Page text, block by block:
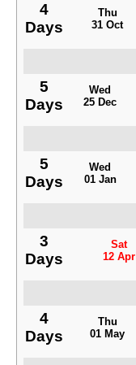
4
Days
Thu
31 Oct
5
Days
Wed
25 Dec
5
Days
Wed
01 Jan
3
Days
Sat
12 Apr
4
Days
Thu
01 May